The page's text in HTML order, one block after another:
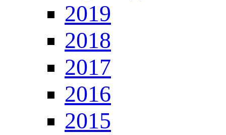
2019
2018
2017
2016
2015